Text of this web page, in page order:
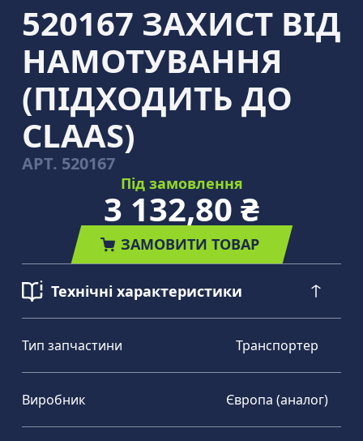
520167 ЗАХИСТ ВІД
НАМОТУВАННЯ
(ПІДХОДИТЬ ДО
CLAAS)
АРТ. 520167
Під замовлення
3 132,80 ₴
ЗАМОВИТИ ТОВАР
Технічні характеристики
Тип запчастини Транспортер
Виробник Європа (аналог)